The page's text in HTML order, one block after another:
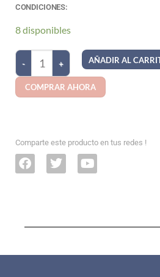
CONDICIONES:
8 disponibles
AÑADIR AL
COMPRAR AHORA
Comparte este producto en tus redes !